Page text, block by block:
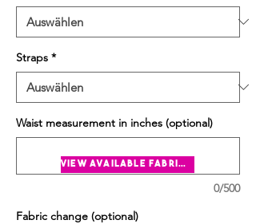
Straps *
Waist measurement in inches (optional)
0/500
Fabric change (optional)
view available fabrics